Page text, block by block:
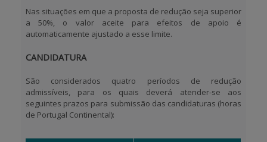
Nas situações em que a proposta de redução seja superior
a 50%, o valor aceite para efeitos de apoio é
automaticamente ajustado a esse limite.
CANDIDATURA
São considerados quatro períodos de redução
admissíveis, para os quais deverá atender-se aos
seguintes prazos para submissão das candidaturas (horas
de Portugal Continental):